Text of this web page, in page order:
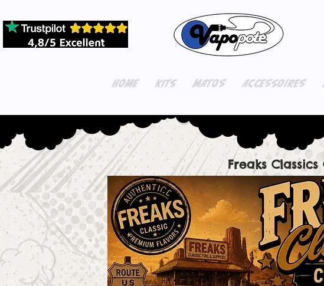
HOME KITS MATOS ACCESSOIRES
Freaks